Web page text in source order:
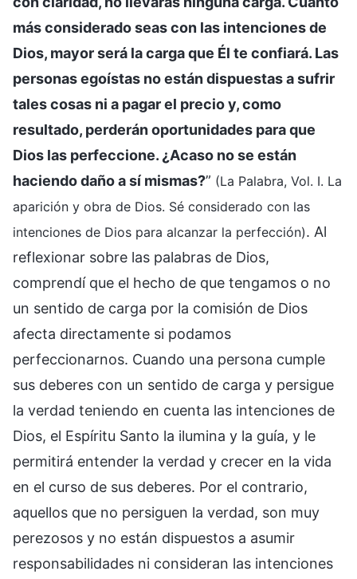
más considerado seas con las intenciones de
Dios, mayor será la carga que Él te confiará. Las
personas egoístas no están dispuestas a sufrir
tales cosas ni a pagar el precio y, como
resultado, perderán oportunidades para que
Dios las perfeccione. ¿Acaso no se están
haciendo daño a sí mismas?” (La Palabra, Vol. I. La
aparición y obra de Dios. Sé considerado con las
intenciones de Dios para alcanzar la perfección). Al
reflexionar sobre las palabras de Dios,
comprendí que el hecho de que tengamos o no
un sentido de carga por la comisión de Dios
afecta directamente si podamos
perfeccionarnos. Cuando una persona cumple
sus deberes con un sentido de carga y persigue
la verdad teniendo en cuenta las intenciones de
Dios, el Espíritu Santo la ilumina y la guía, y le
permitirá entender la verdad y crecer en la vida
en el curso de sus deberes. Por el contrario,
aquellos que no persiguen la verdad, son muy
perezosos y no están dispuestos a asumir
responsabilidades ni consideran las intenciones